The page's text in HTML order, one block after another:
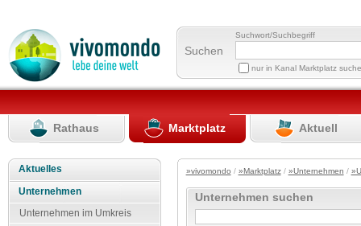
Suchen
Suchwort/Suchbegriff
nur in Kanal Marktplatz
Rathaus Marktplatz Aktuell
Aktuelles
Unternehmen
Unternehmen im Umkreis
»vivomondo / »Marktplatz/ »Unternehmen /
Unternehmen suchen